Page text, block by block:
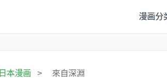
漫画分
日本漫画 > 來自深淵